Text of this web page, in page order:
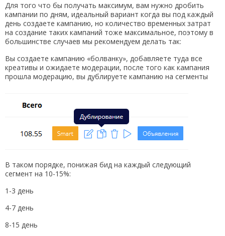
Для того что бы получать максимум, вам нужно дробить
кампании по дням, идеальный вариант когда вы под каждый
день создаете кампанию, но количество временных затрат
на создание таких кампаний тоже максимальное, поэтому в
большинстве случаев мы рекомендуем делать так:
Вы создаете кампанию «болванку», добавляете туда все
креативы и ожидаете модерации, после того как кампания
прошла модерацию, вы дублируете кампанию на сегменты
В таком порядке, понижая бид на каждый следующий
сегмент на 10-15%:
1-3 день
4-7 день
8-15 день